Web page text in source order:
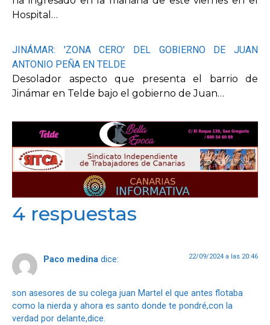
Hospital…
JINÁMAR: 'ZONA CERO' DEL GOBIERNO DE JUAN
ANTONIO PEÑA EN TELDE
Desolador aspecto que presenta el barrio de
Jinámar en Telde bajo el gobierno de Juan…
4 respuestas
Paco medina dice: 22/09/2024 a las 20:46
son asesores de su colega juan Martel el que antes flotaba
como la nierda y ahora es santo donde te pondré,con la
verdad por delante,dice.